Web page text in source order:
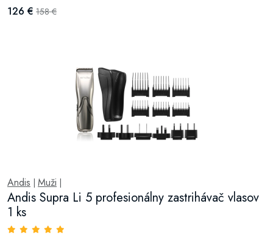
126 € 158 €
Andis Muži
Andis Supra Li 5 profesionálny zastrihávač vlasov
1 ks